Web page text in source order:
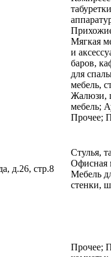
Мягкая
и
баров,
для
мебель,
Жалюзи,
мебель;
Прочее;
д.26, стр.8
Стулья,
Офисная
Мебель
стенки,
Прочее;